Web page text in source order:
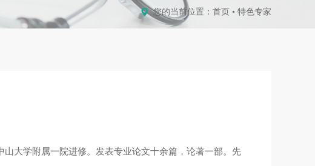
您的当前位置： 首页 • 特色专家
大学附属一院进修。发表专业论文十余篇，论著一部。先